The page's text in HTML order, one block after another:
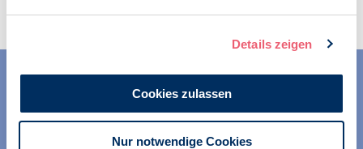
Details zeigen
Cookies zulassen
Nur notwendige Cookies